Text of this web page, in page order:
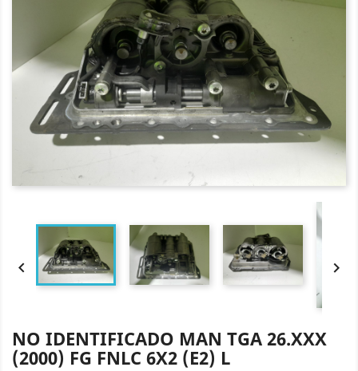
 
NO IDENTIFICADO MAN TGA 26.XXX
(2000) FG FNLC 6X2 (E2) L